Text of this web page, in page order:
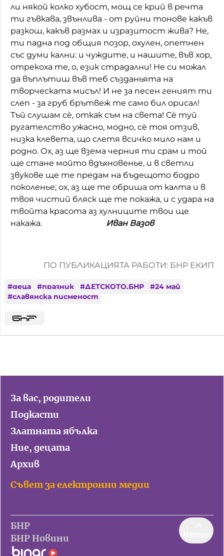
Питаме Ви
До ре ми
ли някой колко хубост, мощ се крий в речта
ти гъвкава, звънлива - от руйни тонове какъв
разкош, какъв размах и изразитост жива? Не,
ти падна под общия позор, охулен, опетнен
със думи кални: и чуждите, и нашите, във хор,
отрекоха те, о, език страдални! Не си можал
да въплътиш във теб създаньята на
творческата мисъл! И не за песен геният ти
слеп - за груб брътвеж те само бил орисал!
Тъй слушам сè, откак съм на света! Сè туй
ругателство ужасно, модно, сè тоя отзив,
низка клевета, що слетя всичко мило нам и
родно. Ох, аз ще взема черния ти срам и той
ще стане мойто вдъхновенье, и в светли
звукове ще те предам на бъдещото бодро
поколенье; ох, аз ще те обриша от калта и в
твоя чистий бляск ще те покажа, и с удара на
твойта красота аз хулниците твои ще
накажа.
Иван Вазов
ПО ПУБЛИКАЦИЯТА РАБОТИ: БНР ЕКИП
#деца #празник #ДЕТСКОТО.БНР #24 май
#славянска писменост
За вас, родители
Подкасти
Златната ябълка
Ние, децата
Архив
Съвет за електронни медии
БНР
БНР Новини